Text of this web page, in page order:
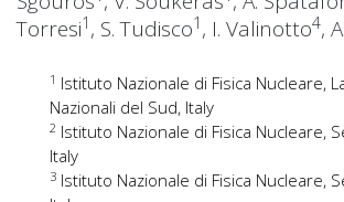
Torresi1 , S. Tudisco1 , I. Valinotto4,
1 Istituto Nazionale di Fisica Nucleare,
Nazionali del Sud, Italy
2 Istituto Nazionale di Fisica Nucleare,
Italy
3 Istituto Nazionale di Fisica Nucleare,